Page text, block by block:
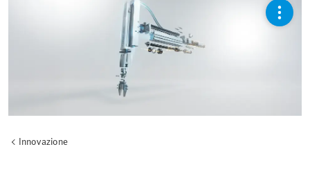
Innovazione